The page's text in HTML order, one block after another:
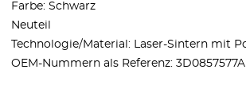
Farbe: Schwarz
Neuteil
Technologie/Material: Laser-Sintern mit
OEM-Nummern als Referenz: